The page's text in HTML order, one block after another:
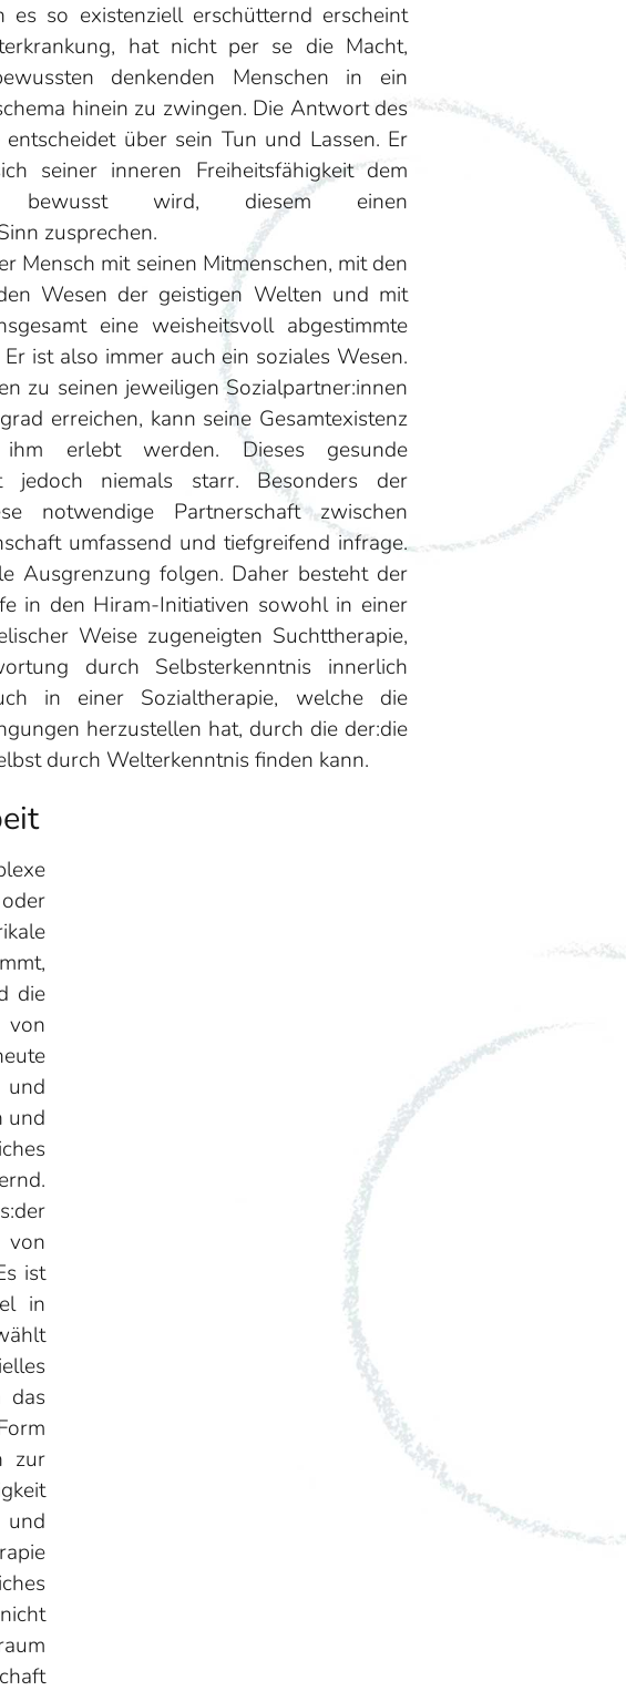
es so existenziell erschütternd erscheint
hat nicht per se die Macht,
denkenden Menschen in ein
hinein zu zwingen. Die Antwort des
über sein Tun und Lassen. Er
seiner inneren Freiheitsfähigkeit dem
bewusst wird, diesem einen
zusprechen.
Mensch mit seinen Mitmenschen, mit den
Wesen der geistigen Welten und mit
eine weisheitsvoll abgestimmte
ist also immer auch ein soziales Wesen.
zu seinen jeweiligen Sozialpartner:innen
erreichen, kann seine Gesamtexistenz
erlebt werden. Dieses gesunde
jedoch niemals starr. Besonders der
notwendige Partnerschaft zwischen
umfassend und tiefgreifend infrage.
Ausgrenzung folgen. Daher besteht der
in den Hiram-Initiativen sowohl in einer
Weise zugeneigten Suchttherapie,
durch Selbsterkenntnis innerlich
in einer Sozialtherapie, welche die
herzustellen hat, durch die der:die
durch Welterkenntnis finden kann.
die
von
und
von
ist
in
das
zur